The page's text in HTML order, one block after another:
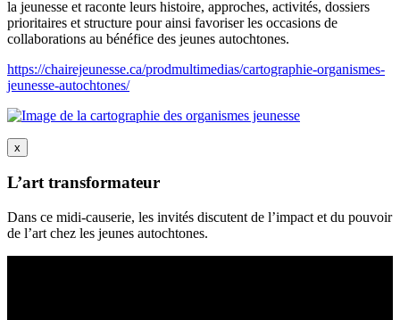
la jeunesse et raconte leurs histoire, approches, activités, dossiers
prioritaires et structure pour ainsi favoriser les occasions de
collaborations au bénéfice des jeunes autochtones.
https://chairejeunesse.ca/prodmultimedias/cartographie-organismes-
jeunesse-autochtones/
x
L’art transformateur
Dans ce midi-causerie, les invités discutent de l’impact et du pouvoir
de l’art chez les jeunes autochtones.